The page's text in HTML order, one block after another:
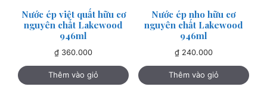
Nước ép việt quất hữu cơ
nguyên chất Lakewood
946ml
₫ 360.000
Thêm vào giỏ
Nước ép nho hữu cơ
nguyên chất Lakewood
946ml
₫240.000
Thêm vào giỏ